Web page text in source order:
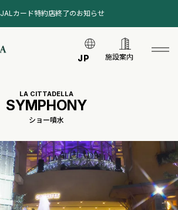
JALカード特約店終了のお知らせ
JP 施設案内
LA CITTADELLA
SYMPHONY
ショー噴水